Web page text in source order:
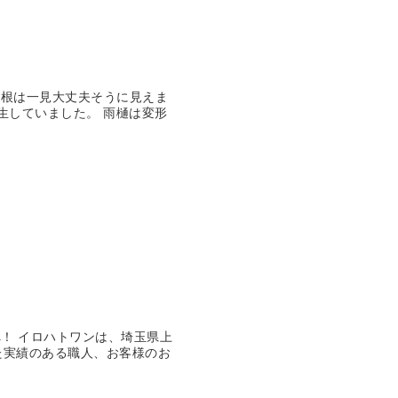
は一見大丈夫そうに見えま
していました。 雨樋は変形
イロハトワンは、埼玉県上
績のある職人、お客様のお